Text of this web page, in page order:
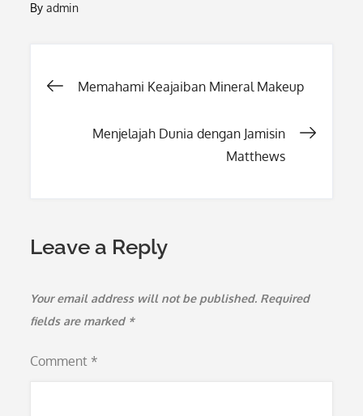
Byadmin
Post
navigation
Memahami Keajaiban Mineral Makeup
Menjelajah Dunia dengan Jamisin
Matthews
Leave a Reply
Your email address will not be published. Required
fields are marked *
Comment *